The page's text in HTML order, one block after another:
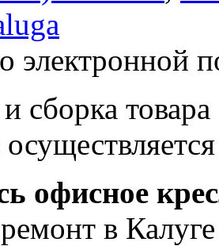
электронной
и сборка
офисное
в